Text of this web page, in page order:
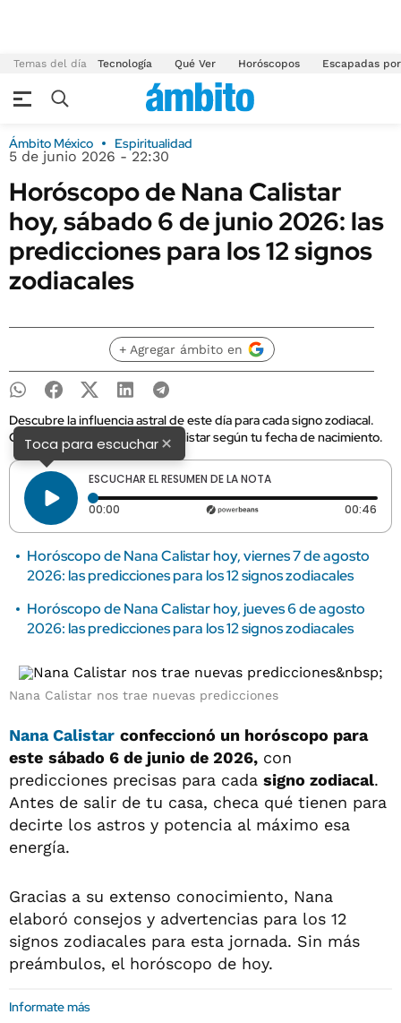
Temas del día Tecnología Qué Ver Horóscopos Escapadas
Ámbito México Espiritualidad
5 de junio 2026 - 22:30
Horóscopo de Nana Calistar
hoy, sábado 6 de junio 2026: las
predicciones para los 12 signos
zodiacales
+ Agregar ámbito en
Descubre la influencia astral de este día para cada signo zodiacal.
Checa los consejos de Nana Calistar según tu fecha de nacimiento.
Toca para escuchar×
ESCUCHAR EL RESUMEN DE LA NOTA
00:00 Tiempo transcurrido: 0 segundos 00:46
Horóscopo de Nana Calistar hoy, viernes 7 de agosto
2026: las predicciones para los 12 signos zodiacales
Horóscopo de Nana Calistar hoy, jueves 6 de agosto
2026: las predicciones para los 12 signos zodiacales
Nana Calistar nos trae nuevas predicciones
Nana Calistar confeccionó un horóscopo para
este sábado 6 de junio de 2026, con
predicciones precisas para cada signo zodiacal.
Antes de salir de tu casa, checa qué tienen para
decirte los astros y potencia al máximo esa
energía.
Gracias a su extenso conocimiento, Nana
elaboró consejos y advertencias para los 12
signos zodiacales para esta jornada. Sin más
preámbulos, el horóscopo de hoy.
Informate más